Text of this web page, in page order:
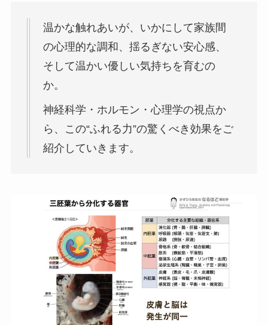
温かな触れあいが、いかにして家族間
の心理的な調和、揺るぎない安心感、
そして温かい優しい気持ちを育むの
か。
神経科学・ホルモン・心理学の視点か
ら、この“ふれる力”の驚くべき効果をご
紹介していきます。